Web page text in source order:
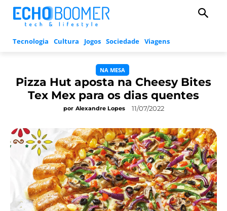
Tecnologia Cultura Jogos Sociedade Viagens
NA MESA
Pizza Hut aposta na Cheesy Bites
Tex Mex para os dias quentes
por Alexandre Lopes 11/07/2022